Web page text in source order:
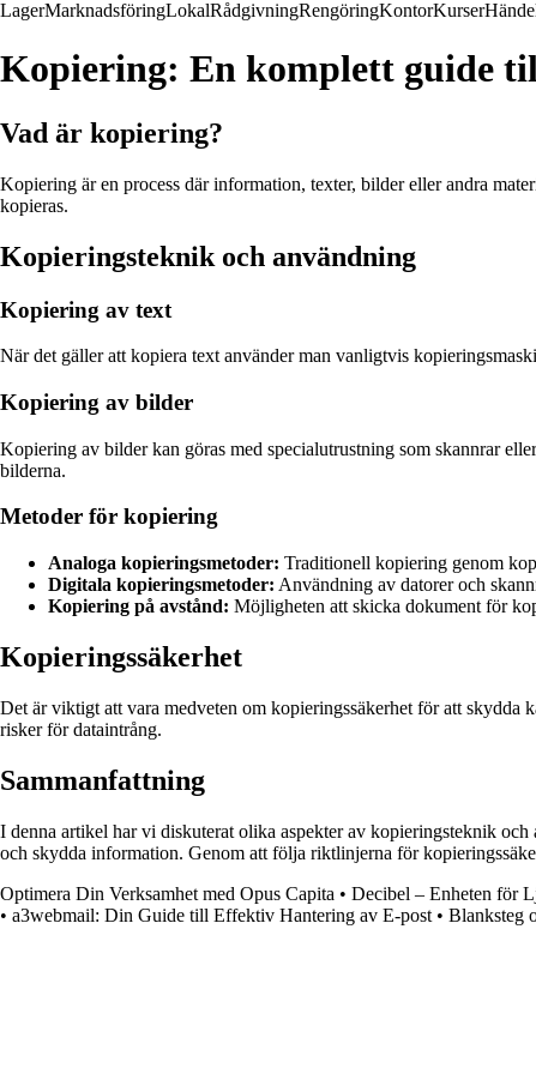
LagerMarknadsföringLokalRådgivningRengöringKontorKurser
Kopiering: En komplett guide
Vad är kopiering?
Kopiering är en process där information, texter, bilder eller andra
kopieras.
Kopieringsteknik och användning
Kopiering av text
När det gäller att kopiera text använder man vanligtvis
Kopiering av bilder
Kopiering av bilder kan göras med specialutrustning som skannrar
bilderna.
Metoder för kopiering
Analoga kopieringsmetoder: Traditionell kopiering genom
Digitala kopieringsmetoder: Användning av datorer och
Kopiering på avstånd: Möjligheten att skicka dokument för
Kopieringssäkerhet
Det är viktigt att vara medveten om kopieringssäkerhet för att
risker för dataintrång.
Sammanfattning
I denna artikel har vi diskuterat olika aspekter av kopieringsteknik
och skydda information. Genom att följa riktlinjerna för
Optimera Din Verksamhet med Opus Capita • Decibel – Enheten för
• a3webmail: Din Guide till Effektiv Hantering av E-post • Blanksteg